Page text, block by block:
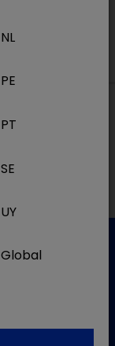
NL
PE
PT
SE
UY
Global